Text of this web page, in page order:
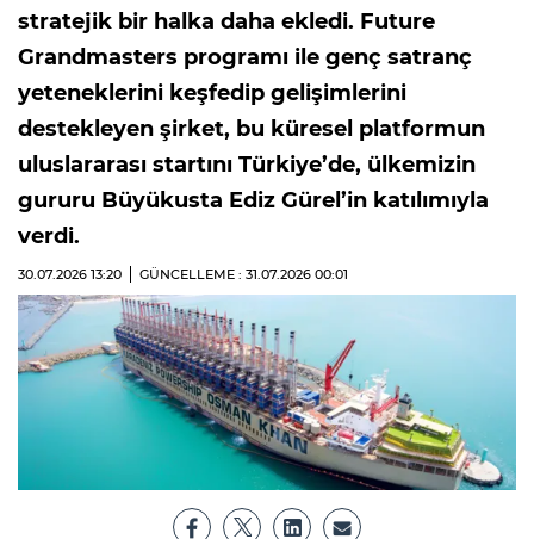
stratejik bir halka daha ekledi. Future
Grandmasters programı ile genç satranç
yeteneklerini keşfedip gelişimlerini
destekleyen şirket, bu küresel platformun
uluslararası startını Türkiye’de, ülkemizin
gururu Büyükusta Ediz Gürel’in katılımıyla
verdi.
30.07.2026 13:20 GÜNCELLEME : 31.07.2026 00:01